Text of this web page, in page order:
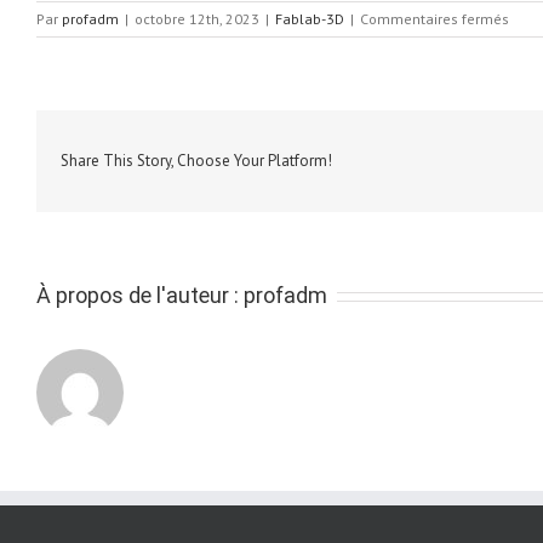
Par profadm | octobre 12th, 2023 | Fablab-3D | Commentaires fermés
Bras
Share This Story, Choose Your Platform!
À propos de l'auteur : profadm